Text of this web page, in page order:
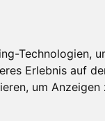
Erlebnis auf
,um